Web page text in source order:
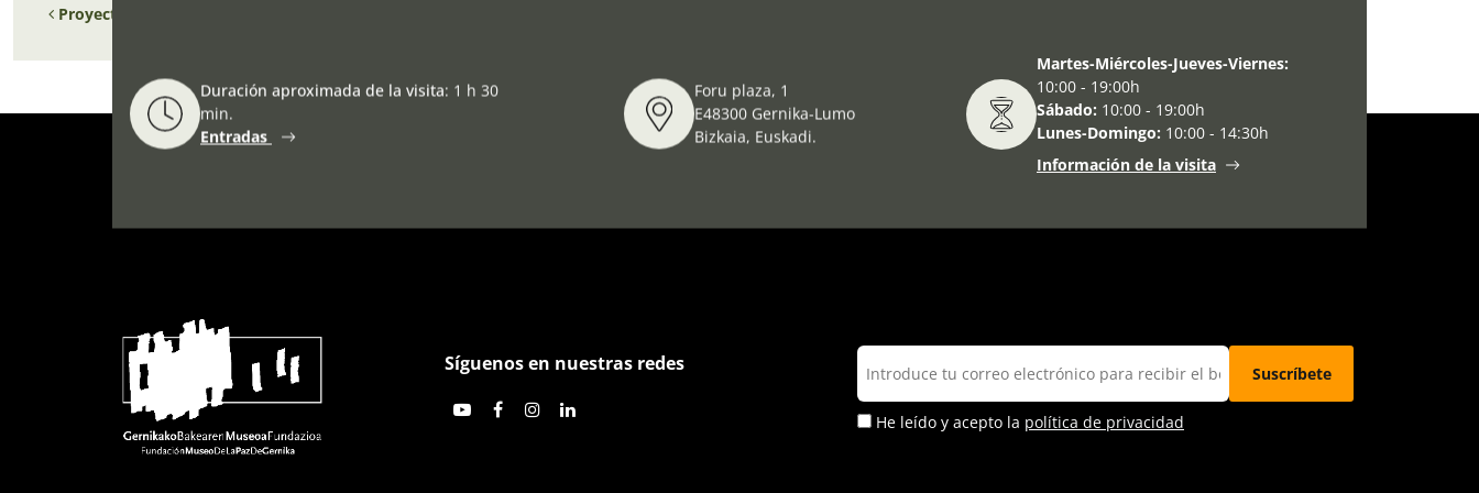
Proyecto EURED. Taller en el Museo de la Paz de Gernika.
Duración aproximada de la visita: 1 h 30
min.
Entradas
Foru plaza, 1
E48300 Gernika-Lumo
Bizkaia, Euskadi.
Martes-Miércoles-Jueves-Viernes:
10:00 - 19:00h
Sábado: 10:00 - 19:00h
Lunes-Domingo: 10:00 - 14:30h
Información de la visita
Síguenos en nuestras redes
He leído y acepto la política de privacidad